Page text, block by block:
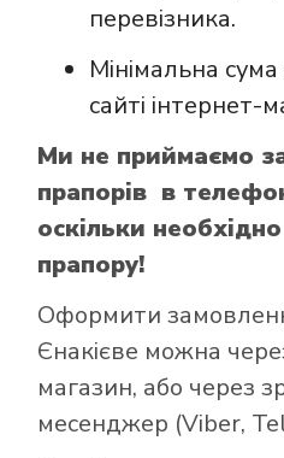
перевізника.
Мінімальна
сайті
Ми не приймаємо
прапорів в
оскільки
прапору!
Оформити
Єнакієве можна
магазин, або через
месенджер (Viber,